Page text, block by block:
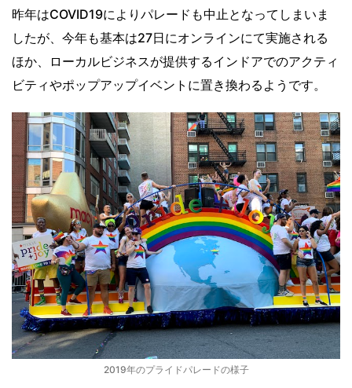
昨年はCOVID19によりパレードも中止となってしまいま
したが、今年も基本は27日にオンラインにて実施される
ほか、ローカルビジネスが提供するインドアでのアクティ
ビティやポップアップイベントに置き換わるようです。
2019年のプライドパレードの様子